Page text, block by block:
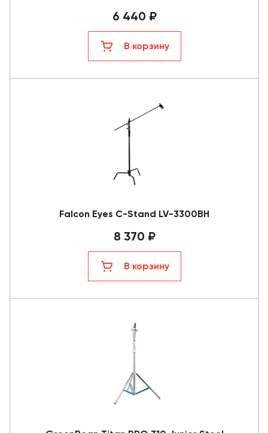
6 440 ₽
В корзину
Falcon Eyes C-Stand LV-3300BH
8 370 ₽
В корзину